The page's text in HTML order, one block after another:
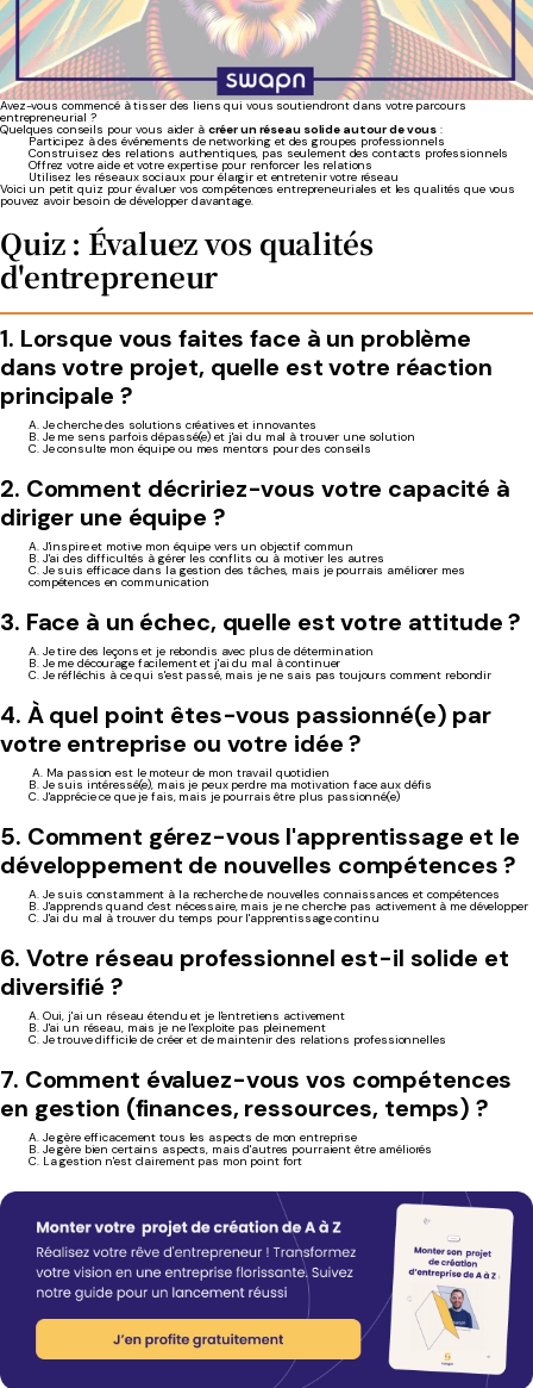
Avez-vous commencé à tisser des liens qui vous soutiendront dans votre parcours
entrepreneurial ?
Quelques conseils pour vous aider à créer un réseau solide autour de vous :
Participez à des événements de networking et des groupes professionnels
Construisez des relations authentiques, pas seulement des contacts professionnels
Offrez votre aide et votre expertise pour renforcer les relations
Utilisez les réseaux sociaux pour élargir et entretenir votre réseau
Voici un petit quiz pour évaluer vos compétences entrepreneuriales et les qualités que vous
pouvez avoir besoin de développer davantage.
Quiz : Évaluez vos qualités
d'entrepreneur
1. Lorsque vous faites face à un problème
dans votre projet, quelle est votre réaction
principale ?
A. Je cherche des solutions créatives et innovantes
B. Je me sens parfois dépassé(e) et j'ai du mal à trouver une solution
C. Je consulte mon équipe ou mes mentors pour des conseils
2. Comment décririez-vous votre capacité à
diriger une équipe ?
A. J'inspire et motive mon équipe vers un objectif commun
B. J'ai des difficultés à gérer les conflits ou à motiver les autres
C. Je suis efficace dans la gestion des tâches, mais je pourrais améliorer mes
compétences en communication
3. Face à un échec, quelle est votre attitude ?
A. Je tire des leçons et je rebondis avec plus de détermination
B. Je me décourage facilement et j'ai du mal à continuer
C. Je réfléchis à ce qui s'est passé, mais je ne sais pas toujours comment rebondir
4. À quel point êtes-vous passionné(e) par
votre entreprise ou votre idée ?
A. Ma passion est le moteur de mon travail quotidien
B. Je suis intéressé(e), mais je peux perdre ma motivation face aux défis
C. J'apprécie ce que je fais, mais je pourrais être plus passionné(e)
5. Comment gérez-vous l'apprentissage et le
développement de nouvelles compétences ?
A. Je suis constamment à la recherche de nouvelles connaissances et compétences
B. J'apprends quand c'est nécessaire, mais je ne cherche pas activement à me développer
C. J'ai du mal à trouver du temps pour l'apprentissage continu
6. Votre réseau professionnel est-il solide et
diversifié ?
A. Oui, j'ai un réseau étendu et je l'entretiens activement
B. J'ai un réseau, mais je ne l'exploite pas pleinement
C. Je trouve difficile de créer et de maintenir des relations professionnelles
7. Comment évaluez-vous vos compétences
en gestion (finances, ressources, temps) ?
A. Je gère efficacement tous les aspects de mon entreprise
B. Je gère bien certains aspects, mais d'autres pourraient être améliorés
C. La gestion n'est clairement pas mon point fort